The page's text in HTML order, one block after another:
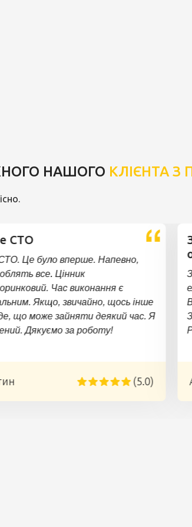
НАШОГО КЛІЄНТА З
СТО
Це було вперше. Напевно,
все. Цінник
Час виконання є
Якщо, звичайно, щось інше
що може зайняти деякий час. Я
Дякуємо за роботу!
(5.0)